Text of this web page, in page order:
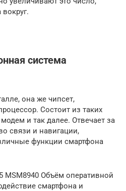
система
она же чипсет,
Состоит из таких
модем и так далее. Отвечает за
связи и навигации,
функции смартфона
MSM8940 Объём оперативной
смартфона и